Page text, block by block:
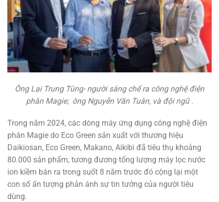
Ông Lại Trung Tùng- người sáng chế ra công nghệ điện
phân Magie; ông Nguyễn Văn Tuân, và đội ngũ .
Trong năm 2024, các dòng máy ứng dụng công nghệ điện
phân Magie do Eco Green sản xuất với thương hiệu
Daikiosan, Eco Green, Makano, Aikibi đã tiêu thụ khoảng
80.000 sản phẩm, tương đương tổng lượng máy lọc nước
ion kiềm bán ra trong suốt 8 năm trước đó cộng lại một
con số ấn tượng phản ánh sự tin tưởng của người tiêu
dùng.